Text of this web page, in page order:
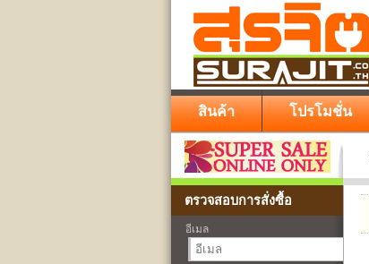
สินค้า โปรโมชั่น
ตรวจสอบการสั่งซื้อ
อีเมล